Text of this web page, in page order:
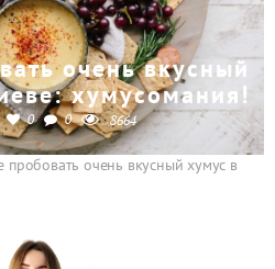
очень вкусный
хумусомания!
0 0 8664
пробовать очень вкусный хумус в